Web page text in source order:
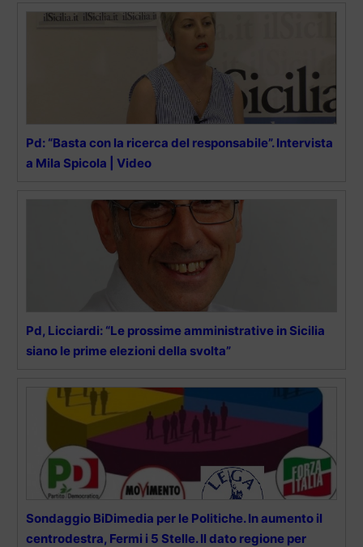
Pd: “Basta con la ricerca del responsabile”. Intervista
a Mila Spicola | Video
Pd, Licciardi: “Le prossime amministrative in Sicilia
siano le prime elezioni della svolta”
Sondaggio BiDimedia per le Politiche. In aumento il
centrodestra, Fermi i 5 Stelle. Il dato regione per